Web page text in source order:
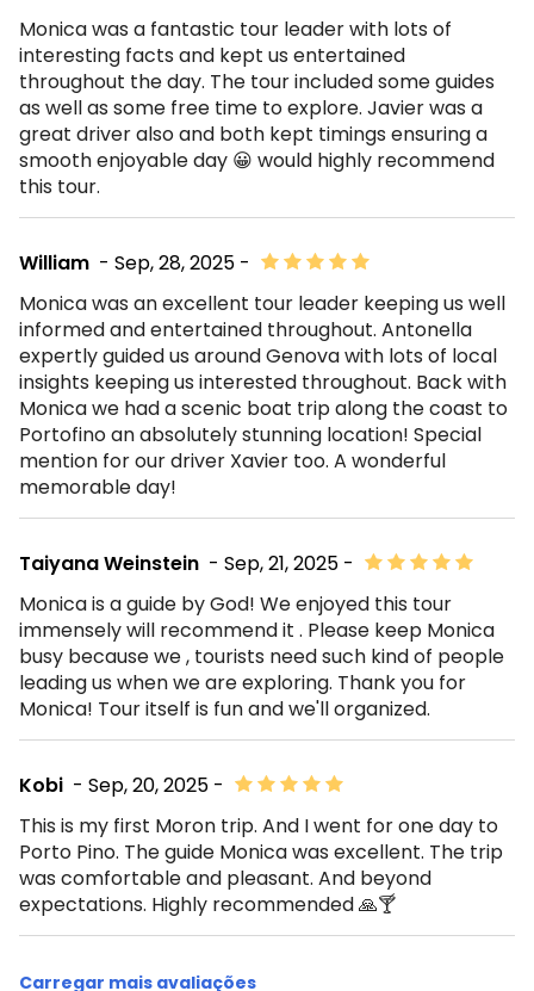
Monica was a fantastic tour leader with lots of
interesting facts and kept us entertained
throughout the day. The tour included some guides
as well as some free time to explore. Javier was a
great driver also and both kept timings ensuring a
smooth enjoyable day 😀 would highly recommend
this tour.
- Sep, 28, 2025 -
William
Monica was an excellent tour leader keeping us well
informed and entertained throughout. Antonella
expertly guided us around Genova with lots of local
insights keeping us interested throughout. Back with
Monica we had a scenic boat trip along the coast to
Portofino an absolutely stunning location! Special
mention for our driver Xavier too. A wonderful
memorable day!
- Sep, 21, 2025 -
Taiyana Weinstein
Monica is a guide by God! We enjoyed this tour
immensely will recommend it . Please keep Monica
busy because we , tourists need such kind of people
leading us when we are exploring. Thank you for
Monica! Tour itself is fun and we'll organized.
- Sep, 20, 2025 -
Kobi
This is my first Moron trip. And I went for one day to
Porto Pino. The guide Monica was excellent. The trip
was comfortable and pleasant. And beyond
expectations. Highly recommended 🙏🍸
Carregar mais avaliações